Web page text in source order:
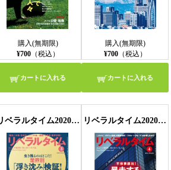
購入(無期限)
¥700（税込）
カートに入れる
購入(無期限)
¥700（税込）
カートに入れる
リベラルタイム2020年3月号 リベラルタイム2020年4月号